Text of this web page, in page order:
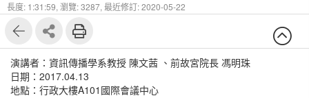
長度: 1:31:59, 瀏覽: 3287, 最近修訂: 2020-05-22
演講者：資訊傳播學系教授 陳文茜 、前故宮院長 馮明珠
日期：2017.04.13
地點：行政大樓A101國際會議中心